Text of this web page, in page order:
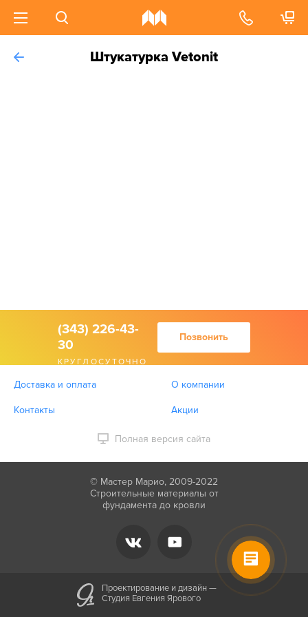
Штукатурка Vetonit
(343) 226-43-
30
КРУГЛОСУТОЧНО
Позвонить
Доставка и оплата О компании
Контакты Акции
Полная версия сайта
© Мастер Марио, 2009-2022
Строительные материалы от
фундамента до кровли
Проектирование и дизайн —
Студия Евгения Ярового